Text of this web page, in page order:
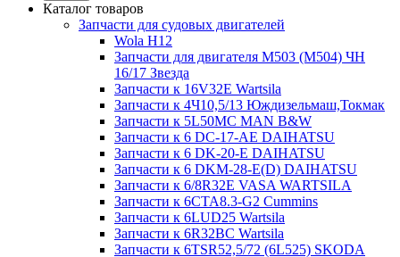
Каталог товаров
Запчасти для судовых двигателей
Wola H12
Запчасти для двигателя M503 (M504) ЧН
16/17 Звезда
Запчасти к 16V32E Wartsila
Запчасти к 4Ч10,5/13 Юждизельмаш,Токмак
Запчасти к 5L50MC MAN B&W
Запчасти к 6 DC-17-AE DAIHATSU
Запчасти к 6 DK-20-E DAIHATSU
Запчасти к 6 DKM-28-E(D) DAIHATSU
Запчасти к 6/8R32E VASA WARTSILA
Запчасти к 6CTA8.3-G2 Cummins
Запчасти к 6LUD25 Wartsila
Запчасти к 6R32BC Wartsila
Запчасти к 6TSR52,5/72 (6L525) SKODA